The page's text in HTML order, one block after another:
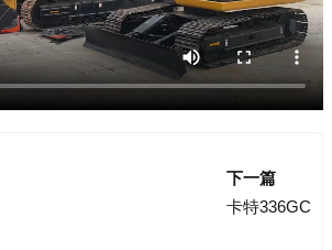
下一篇
卡特336GC